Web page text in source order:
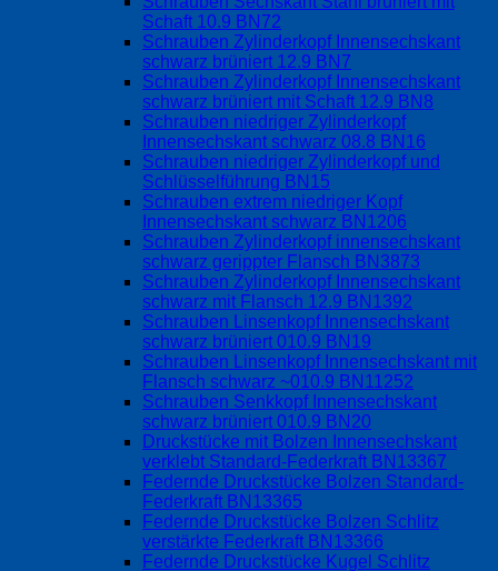
Schaft 10.9 BN72
Schrauben Zylinderkopf Innensechskant
schwarz brüniert 12.9 BN7
Schrauben Zylinderkopf Innensechskant
schwarz brüniert mit Schaft 12.9 BN8
Schrauben niedriger Zylinderkopf
Innensechskant schwarz 08.8 BN16
Schrauben niedriger Zylinderkopf und
Schlüsselführung BN15
Schrauben extrem niedriger Kopf
Innensechskant schwarz BN1206
Schrauben Zylinderkopf innensechskant
schwarz gerippter Flansch BN3873
Schrauben Zylinderkopf Innensechskant
schwarz mit Flansch 12.9 BN1392
Schrauben Linsenkopf Innensechskant
schwarz brüniert 010.9 BN19
Schrauben Linsenkopf Innensechskant mit
Flansch schwarz ~010.9 BN11252
Schrauben Senkkopf Innensechskant
schwarz brüniert 010.9 BN20
Druckstücke mit Bolzen Innensechskant
verklebt Standard-Federkraft BN13367
Federnde Druckstücke Bolzen Standard-
Federkraft BN13365
Federnde Druckstücke Bolzen Schlitz
verstärkte Federkraft BN13366
Federnde Druckstücke Kugel Schlitz